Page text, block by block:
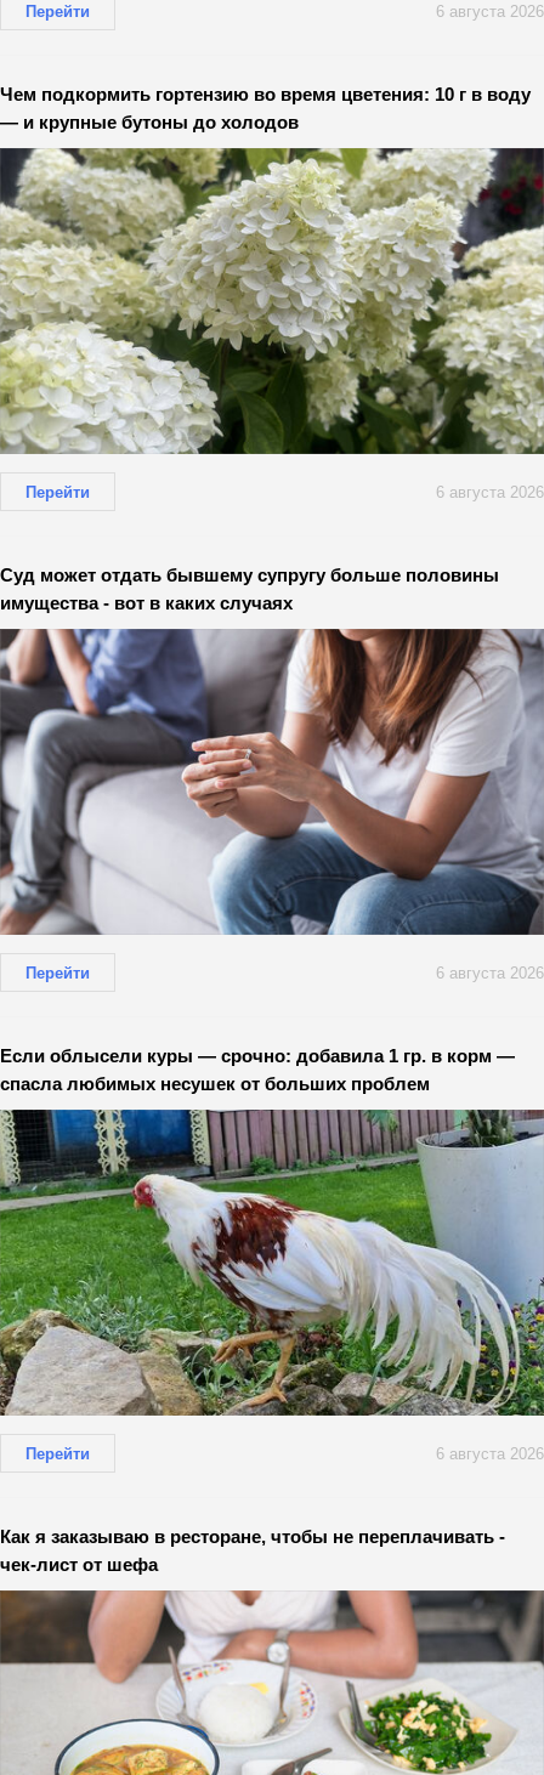
Перейти 6 августа 2026
Чем подкормить гортензию во время цветения: 10 г в воду
— и крупные бутоны до холодов
Перейти 6 августа 2026
Суд может отдать бывшему супругу больше половины
имущества - вот в каких случаях
Перейти 6 августа 2026
Если облысели куры — срочно: добавила 1 гр. в корм —
спасла любимых несушек от больших проблем
Перейти 6 августа 2026
Как я заказываю в ресторане, чтобы не переплачивать -
чек-лист от шефа